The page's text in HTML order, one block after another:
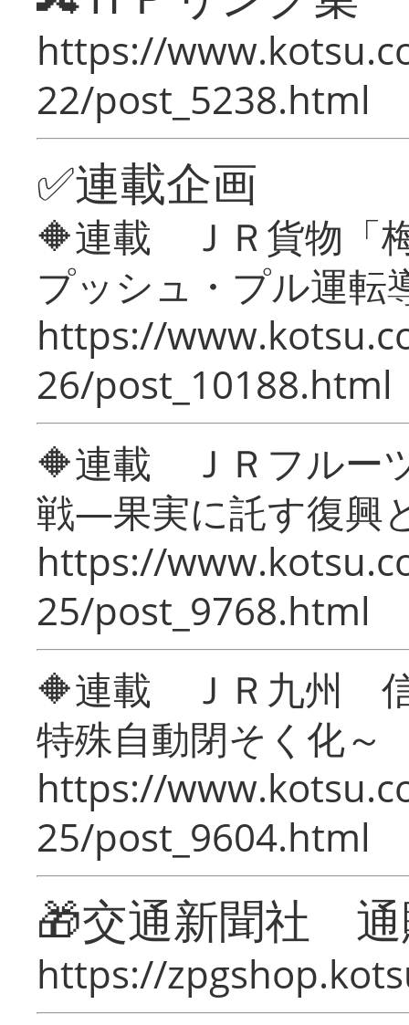
https://
22/post_5238.html
✅連載企画
🔶連載 ＪＲ貨物「
プッシュ・プル運転
https://
26/post_10188.html
🔶連載 ＪＲフルー
戦―果実に託す復興
https://
25/post_9768.html
🔶連載 ＪＲ九州 信
特殊自動閉そく化～
https://
25/post_9604.html
🎁交通新聞社
https://